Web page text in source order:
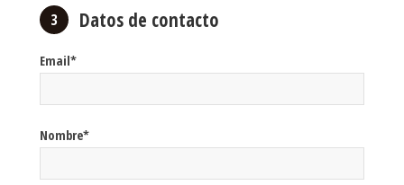
3 Datos de contacto
Email*
Nombre*